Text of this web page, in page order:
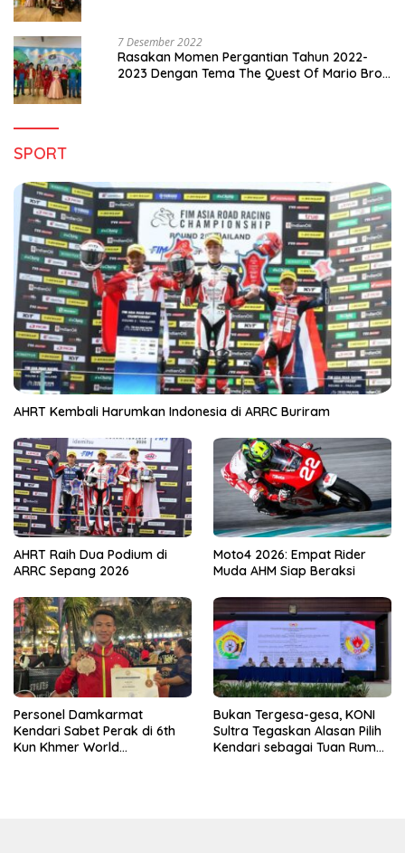
7 Desember 2022
Rasakan Momen Pergantian Tahun 2022-
2023 Dengan Tema The Quest Of Mario Bros
SPORT
AHRT Kembali Harumkan Indonesia di ARRC Buriram
AHRT Raih Dua Podium di
ARRC Sepang 2026
Moto4 2026: Empat Rider
Muda AHM Siap Beraksi
Personel Damkarmat
Kendari Sabet Perak di 6th
Kun Khmer World
Bukan Tergesa-gesa, KONI
Sultra Tegaskan Alasan Pilih
Kendari sebagai Tuan Rumah